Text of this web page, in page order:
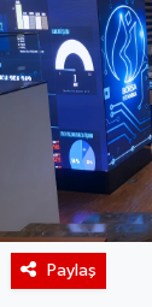
Paylaş
Şirket
Borsa
BIST 100
Coin Isı